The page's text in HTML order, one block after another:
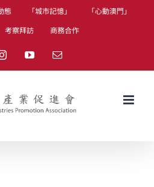
態 「城市記憶」
「心動澳門」
考察拜訪 商務合作
InstagramYouTubeEmail